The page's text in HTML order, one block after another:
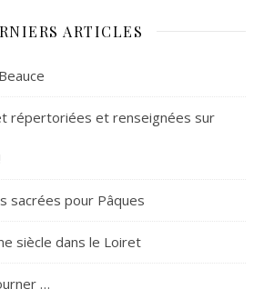
ARTICLES
répertoriées et renseignées sur
sacrées pour Pâques
siècle dans le Loiret
…